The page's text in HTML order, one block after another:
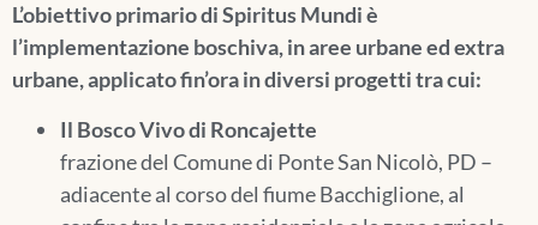
L’obiettivo primario di Spiritus Mundi è
l’implementazione boschiva, in aree urbane ed extra
urbane, applicato fin’ora in diversi progetti tra cui:
Il Bosco Vivo di Roncajette
frazione del Comune di Ponte San Nicolò, PD –
adiacente al corso del fiume Bacchiglione, al